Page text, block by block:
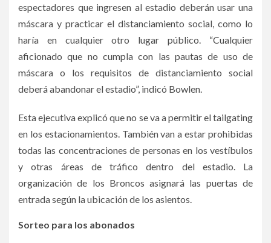
espectadores que ingresen al estadio deberán usar una
máscara y practicar el distanciamiento social, como lo
haría en cualquier otro lugar público. “Cualquier
aficionado que no cumpla con las pautas de uso de
máscara o los requisitos de distanciamiento social
deberá abandonar el estadio”, indicó Bowlen.
Esta ejecutiva explicó que no se va a permitir el tailgating
en los estacionamientos. También van a estar prohibidas
todas las concentraciones de personas en los vestíbulos
y otras áreas de tráfico dentro del estadio. La
organización de los Broncos asignará las puertas de
entrada según la ubicación de los asientos.
Sorteo para los abonados